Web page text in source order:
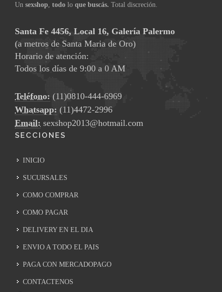
Un sexshop todo lo que buscás. Total discreción.
Santa Fe 4456, Local 16, Galería Palermo
(a metros de Santa Maria de Oro)
Horario de atención:
Todos los días de 9:00 a 0 AM
Teléfono: (11)0810-444-6969
Whatsapp: (11)4472-2996
Email: sexshop2013@hotmail.com
SECCIONES
INICIO
SUCURSALES
COMO COMPRAR
COMO PAGAR
DELIVERY EN EL DIA
ENVIO A TODO EL PAIS
PAGA CON MERCADOPAGO
CONTACTENOS